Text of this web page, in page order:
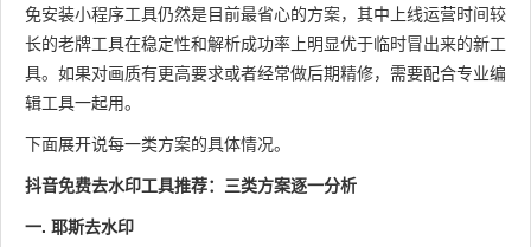
免安装小程序工具仍然是目前最省心的方案，其中上线运营时间较
长的老牌工具在稳定性和解析成功率上明显优于临时冒出来的新工
具。如果对画质有更高要求或者经常做后期精修，需要配合专业编
辑工具一起用。
下面展开说每一类方案的具体情况。
抖音免费去水印工具推荐：三类方案逐一分析
一. 耶斯去水印